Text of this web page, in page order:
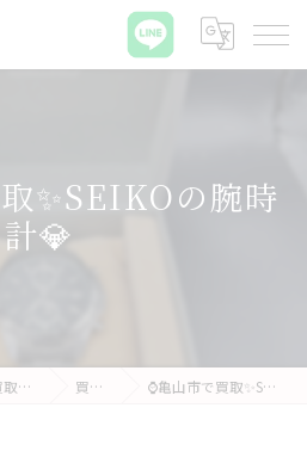
✨SEIKOの腕時
計💎
三重県四日市の買取なら買取マクサス 三重四日市店 買取実績 ⌚亀山市で買取✨SEIKOの腕時計💎